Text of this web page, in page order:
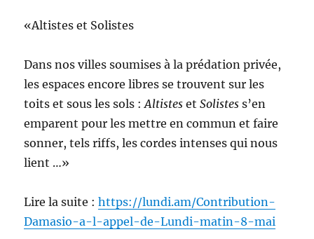
«Altistes et Solistes
Dans nos villes soumises à la prédation privée,
les espaces encore libres se trouvent sur les
toits et sous les sols :Altistes etSolistes s’en
emparent pour les mettre en commun et faire
sonner, tels riffs, les cordes intenses qui nous
lient …»
Lire la suite :https://lundi.am/Contribution-
Damasio-a-l-appel-de-Lundi-matin-8-mai